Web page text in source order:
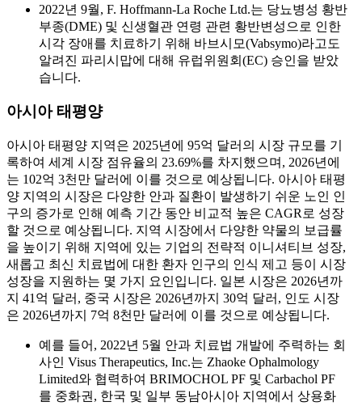
2022년 9월, F. Hoffmann-La Roche Ltd.는 당뇨병성 황반
부종(DME) 및 신생혈관 연령 관련 황반변성으로 인한
시각 장애를 치료하기 위해 바브시모(Vabsymo)라고도
알려진 파리시맙에 대해 유럽위원회(EC) 승인을 받았
습니다.
아시아 태평양
아시아 태평양 지역은 2025년에 95억 달러의 시장 규모를 기
록하여 세계 시장 점유율의 23.69%를 차지했으며, 2026년에
는 102억 3천만 달러에 이를 것으로 예상됩니다. 아시아 태평
양 지역의 시장은 다양한 안과 질환이 발생하기 쉬운 노인 인
구의 증가로 인해 예측 기간 동안 비교적 높은 CAGR로 성장
할 것으로 예상됩니다. 지역 시장에서 다양한 약물의 보급률
을 높이기 위해 지역에 있는 기업의 전략적 이니셔티브 성장,
새롭고 최신 치료법에 대한 환자 인구의 인식 제고 등이 시장
성장을 지원하는 몇 가지 요인입니다. 일본 시장은 2026년까
지 41억 달러, 중국 시장은 2026년까지 30억 달러, 인도 시장
은 2026년까지 7억 8천만 달러에 이를 것으로 예상됩니다.
예를 들어, 2022년 5월 안과 치료법 개발에 주력하는 회
사인 Visus Therapeutics, Inc.는 Zhaoke Ophalmology
Limited와 협력하여 BRIMOCHOL PF 및 Carbachol PF
를 중화권, 한국 및 일부 동남아시아 지역에서 상용화